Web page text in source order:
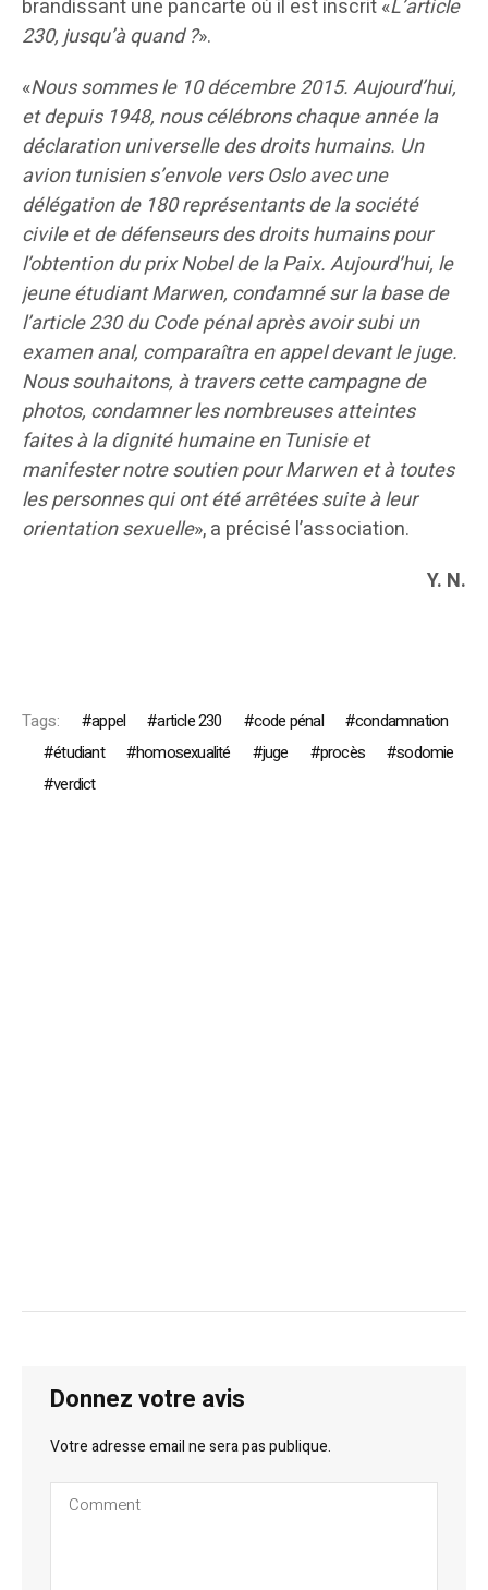
brandissant une pancarte où il est inscrit «L’article
230, jusqu’à quand ?».
«Nous sommes le 10 décembre 2015. Aujourd’hui,
et depuis 1948, nous célébrons chaque année la
déclaration universelle des droits humains. Un
avion tunisien s’envole vers Oslo avec une
délégation de 180 représentants de la société
civile et de défenseurs des droits humains pour
l’obtention du prix Nobel de la Paix. Aujourd’hui, le
jeune étudiant Marwen, condamné sur la base de
l’article 230 du Code pénal après avoir subi un
examen anal, comparaîtra en appel devant le juge.
Nous souhaitons, à travers cette campagne de
photos, condamner les nombreuses atteintes
faites à la dignité humaine en Tunisie et
manifester notre soutien pour Marwen et à toutes
les personnes qui ont été arrêtées suite à leur
orientation sexuelle», a précisé l’association.
Y. N.
Tags: appel article 230 code pénal
condamnation
étudiant
homosexualité juge procès
sodomie
verdict
Donnez votre avis
Votre adresse email ne sera pas publique.